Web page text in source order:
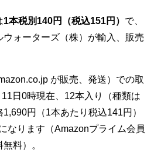
1本税別140円（税込151円） で、
ォーターズ（株）が輸入、販売
が販売、発送）での取
日0時現在、12本入り（種類は
円（1本あたり税込141円）
なります（Amazonプライム会員
料）。